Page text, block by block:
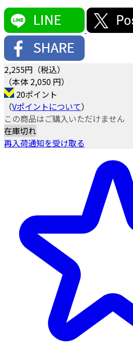
2,255円（税込）
（本体 2,050 円）
20ポイント
（Vポイントについて）
この商品はご購入いただけません
在庫切れ
再入荷通知を受け取る